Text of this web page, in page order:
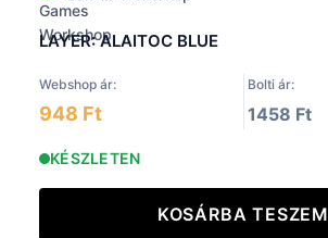
LAYER: ALAITOC BLUE
Webshop ár: Bolti ár:
948 Ft 1458 Ft
KÉSZLETEN
KOSÁRBA TESZEM